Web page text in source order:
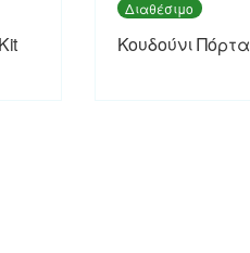
Διαθέσιμο
Κουδούνι